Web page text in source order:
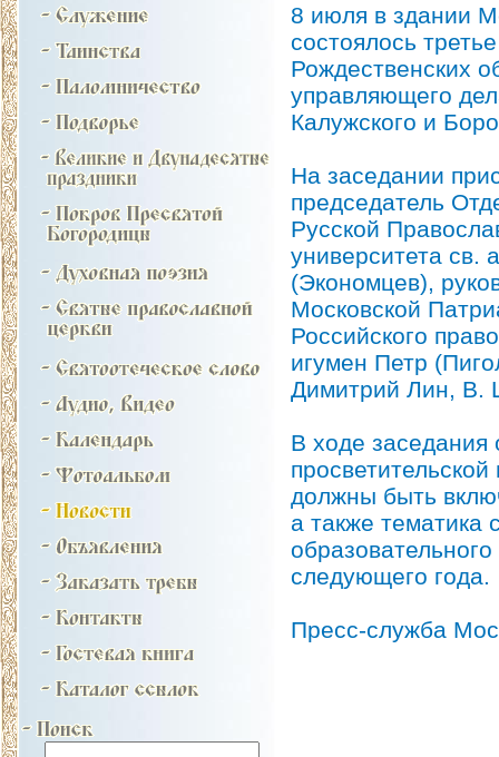
8 июля в здании
состоялось
Рождественских
управляющего
Калужского и
На заседании
председатель
Русской
университета св.
(Экономцев),
Московской
Российского
игумен Петр
Димитрий Лин, В.
В ходе заседания
должны быть
а также тематика
следующего года.
Пресс-служба